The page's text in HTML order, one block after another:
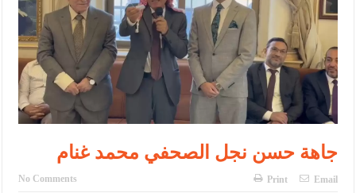
تشكيلات إدارية واسعة في الداخلية (اسماء)
القاضي يلتقي رؤساء تحرير الصحف اليومية ويؤكد حرص مجلس النواب
على شراكة فاعلة مع الإعلام
دعوة المكلفين بخدمة العلم (الدفعة الثالثة) إلى مراجعة منصة خدمة
الملك يلتقي مجموعة من رفاق السلاح
جاهة حسن نجل الصحفي محمد غنام
No Comments Print Email